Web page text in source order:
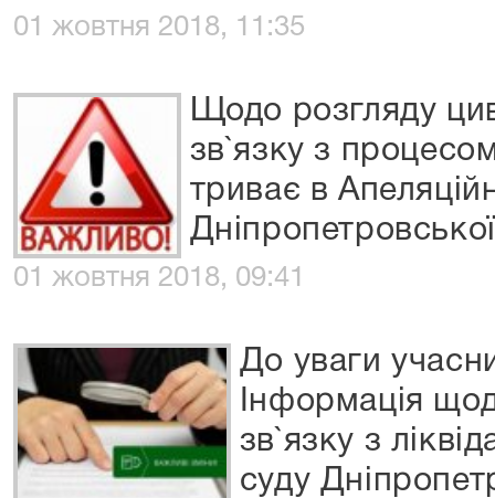
01 жовтня 2018, 11:35
Щодо розгляду
зв`язку з процесом
триває в
01 жовтня 2018, 09:41
До уваги
Інформація
зв`язку з
суду